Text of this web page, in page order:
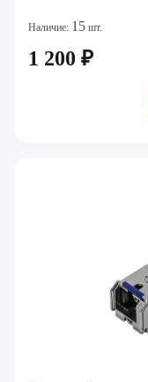
Наличие: 15 шт.
1 200 ₽